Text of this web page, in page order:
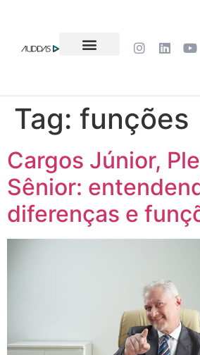
Tag: funções
Cargos Júnior,
Sênior:
diferenças e